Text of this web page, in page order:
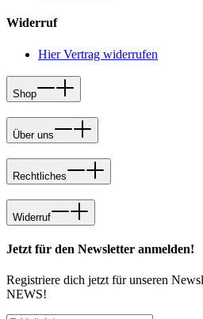
Widerruf
Hier Vertrag widerrufen
Shop
Über uns
Rechtliches
Widerruf
Jetzt für den Newsletter anmelden!
Registriere dich jetzt für unseren
NEWS!